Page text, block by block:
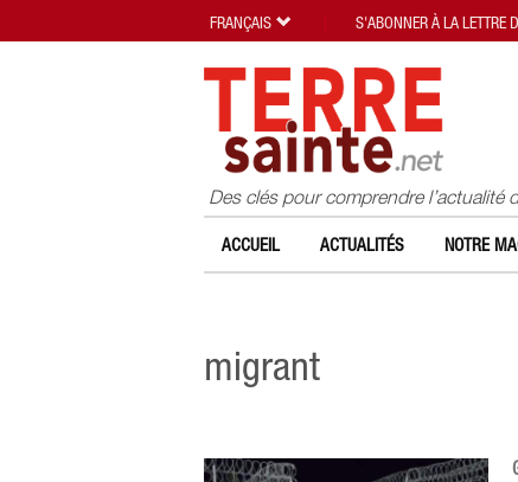
Des clés pour comprendre l’actualité
ACCUEIL ACTUALITÉS NOTRE
migrant
FRANÇAIS S'ABONNER À LA LETTRE